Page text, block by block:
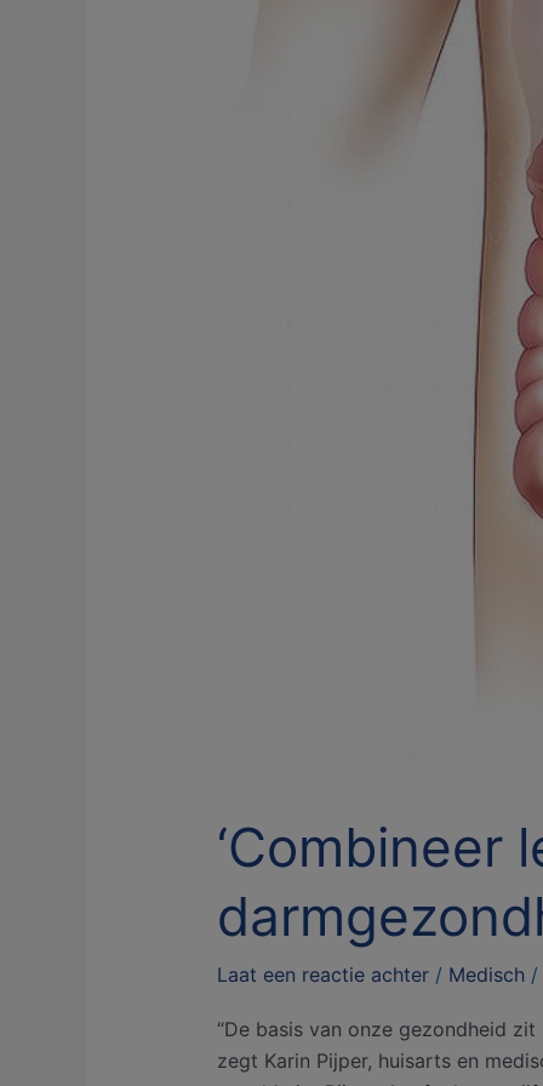
‘Combineer
Laat een reactie achter / Medisch/
“De basis van onze gezondheid
zegt Karin Pijper, huisarts en